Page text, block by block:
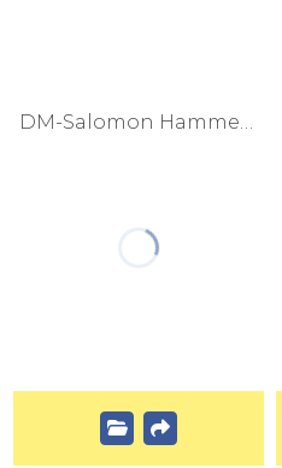
DM-Salomon Hammer Trail winter Edition 2018